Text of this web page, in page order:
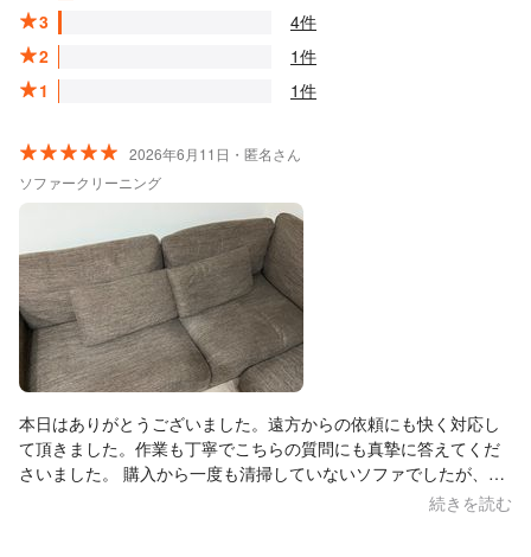
3
4件
2
1件
1
1件
2026年6月11日・匿名さん
ソファークリーニング
本日はありがとうございました。遠方からの依頼にも快く対応し
て頂きました。作業も丁寧でこちらの質問にも真摯に答えてくだ
さいました。 購入から一度も清掃していないソファでしたが、色
味がクッキリして臭いも無くなりました。 また次回もお願いした
続きを読む